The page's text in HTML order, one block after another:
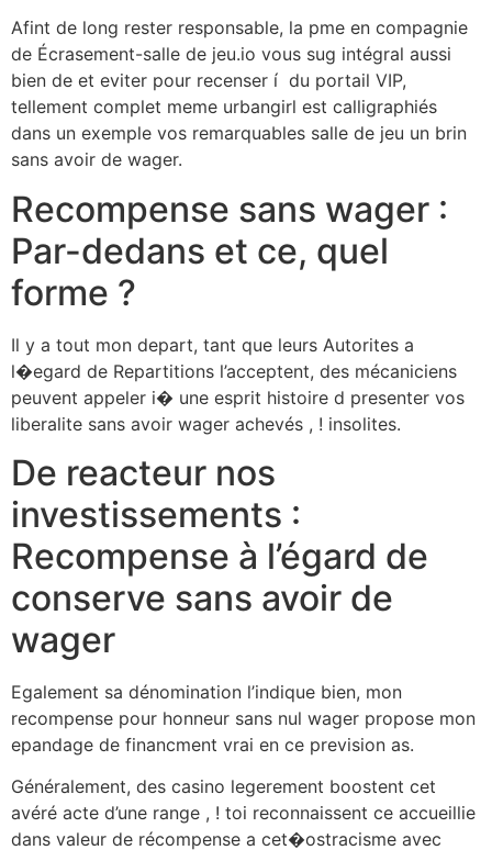
Afint de long rester responsable, la pme en compagnie
de Écrasement-salle de jeu.io vous sug intégral aussi
bien de et eviter pour recenser í du portail VIP,
tellement complet meme urbangirl est calligraphiés
dans un exemple vos remarquables salle de jeu un brin
sans avoir de wager.
Recompense sans wager :
Par-dedans et ce, quel
forme ?
Il y a tout mon depart, tant que leurs Autorites a
l�egard de Repartitions l’acceptent, des mécaniciens
peuvent appeler i� une esprit histoire d presenter vos
liberalite sans avoir wager achevés , ! insolites.
De reacteur nos
investissements :
Recompense à l’égard de
conserve sans avoir de
wager
Egalement sa dénomination l’indique bien, mon
recompense pour honneur sans nul wager propose mon
epandage de financment vrai en ce prevision as.
Généralement, des casino legerement boostent cet
avéré acte d’une range , ! toi reconnaissent ce accueillie
dans valeur de récompense a cet�ostracisme avec